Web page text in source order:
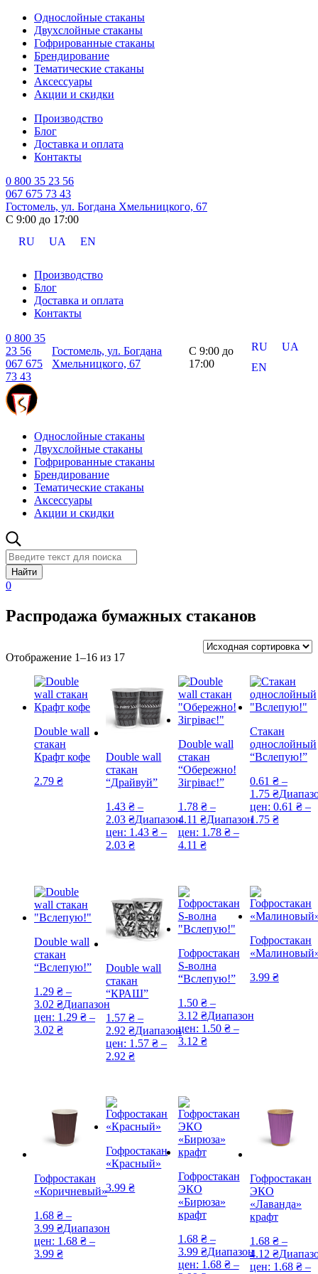
Однослойные стаканы
Двухслойные стаканы
Гофрированные стаканы
Брендирование
Тематические стаканы
Аксессуары
Акции и скидки
Производство
Блог
Доставка и оплата
Контакты
0 800 35 23 56
067 675 73 43
Гостомель, ул. Богдана Хмельницкого, 67
С 9:00 до 17:00
RU
UA EN
Производство
Блог
Доставка и оплата
Контакты
0 800 35
23 56
067 675
73 43
Гостомель, ул. Богдана
Хмельницкого, 67
С 9:00 до
17:00
RU
UA
EN
Однослойные стаканы
Двухслойные стаканы
Гофрированные стаканы
Брендирование
Тематические стаканы
Аксессуары
Акции и скидки
Найти
0
Распродажа бумажных стаканов
Отображение 1–16 из 17
Double wall
стакан
Крафт кофе
2.79 ₴
Double wall
стакан
“Драйвуй”
1.43₴ –
2.03₴Диапазон
цен: 1.43 ₴ –
2.03 ₴
Double wall
стакан
“Обережно!
Зігріває!”
1.78 ₴ –
4.11 ₴Диапазон
цен: 1.78 ₴ –
4.11 ₴
Стакан
однослойный
“Вслепую!”
0.61 ₴ –
1.75 ₴
цен: 0.61 ₴ –
1.75 ₴
Double wall
стакан
“Вслепую!”
1.29 ₴ –
3.02 ₴Диапазон
цен: 1.29 ₴ –
3.02 ₴
Double wall
стакан
“КРАШ”
1.57₴ –
2.92₴Диапазон
цен: 1.57 ₴ –
2.92 ₴
Гофростакан
S-волна
“Вслепую!”
1.50 ₴ –
3.12 ₴Диапазон
цен: 1.50 ₴ –
3.12 ₴
Гофростакан
3.99 ₴
Гофростакан
«Коричневый»
1.68 ₴ –
3.99 ₴Диапазон
цен: 1.68 ₴ –
3.99 ₴
Гофростакан
«Красный»
3.99₴
Гофростакан
ЭКО
«Бирюза»
крафт
1.68 ₴ –
3.99 ₴Диапазон
цен: 1.68 ₴ –
Гофростакан
ЭКО
«Лаванда»
крафт
1.68 ₴ –
4.12 ₴
цен: 1.68 ₴ –